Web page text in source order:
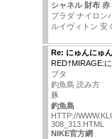
シャネル 財布 赤
プラダ ナイロン
ルイヴィトン 安
Re: にゅんにゅ
RED†MIRAGE:
ブタ
釣魚島 読み方
豚
釣魚島
HTTP://
308_313.HTML
NIKE官方網